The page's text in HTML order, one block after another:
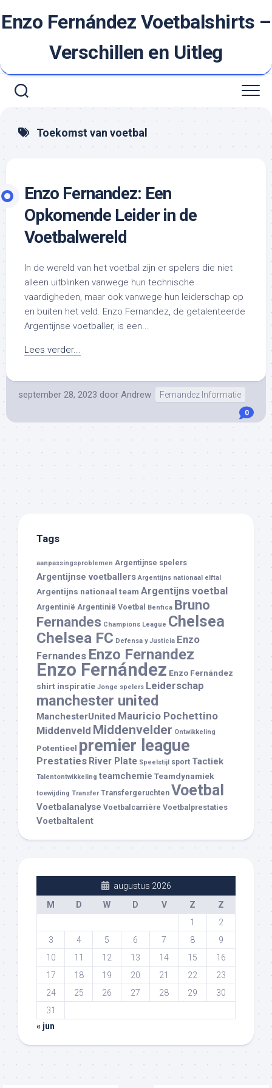
naar
Enzo Fernández Voetbalshirts –
Verschillen en Uitleg
Toekomst van voetbal
Enzo Fernandez: Een
Opkomende Leider in de
Voetbalwereld
In de wereld van het voetbal zijn er spelers die niet
alleen uitblinken vanwege hun technische
vaardigheden, maar ook vanwege hun leiderschap op
en buiten het veld. Enzo Fernandez, de getalenteerde
Argentijnse voetballer, is een...
Lees verder...
september 28, 2023 door Andrew Fernandez Informatie
0
Tags
aanpassingsproblemen Argentijnse spelers
Argentijnse voetballers Argentijns nationaal elftal
Argentijns nationaal team Argentijns voetbal
Argentinië Argentinië Voetbal Benfica Bruno
Fernandes Champions League Chelsea
Chelsea FC Defensa y Justicia Enzo
Fernandes Enzo Fernandez
Enzo Fernández Enzo Fernández
shirt inspiratie Jonge spelers Leiderschap
manchester united
ManchesterUnited Mauricio Pochettino
Middenveld Middenvelder Ontwikkeling
Potentieel premier league
Prestaties River Plate Speelstijl sport Tactiek
Talentontwikkeling teamchemie Teamdynamiek
toewijding Transfer Transfergeruchten Voetbal
Voetbalanalyse Voetbalcarrière Voetbalprestaties
Voetbaltalent
augustus 2026
M
D W D V Z
Z
1
2
3
4 5 6 7 8
9
10
11 12 13 14 15
16
17
18 19 20 21 22
23
24
25 26 27 28 29
30
31
« jun